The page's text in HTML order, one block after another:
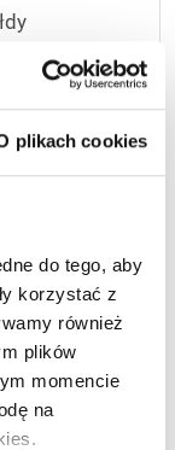
plikach cookies
do tego, aby
korzystać z
również
plików
momencie
na
w latach
NAUK